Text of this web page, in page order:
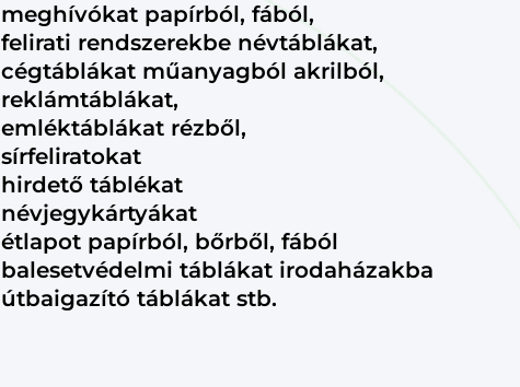
meghívókat papírból, fából,
felirati rendszerekbe névtáblákat,
cégtáblákat műanyagból akrilból,
reklámtáblákat,
emléktáblákat rézből,
sírfeliratokat
hirdető táblékat
névjegykártyákat
étlapot papírból, bőrből, fából
balesetvédelmi táblákat irodaházakba
útbaigazító táblákat stb.